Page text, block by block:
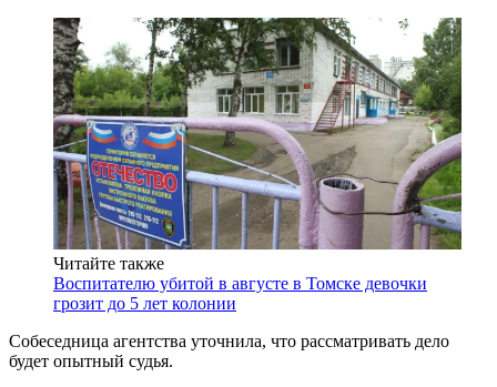
Читайте также
Воспитателю убитой в августе в Томске девочки
грозит до 5 лет колонии
Собеседница агентства уточнила, что рассматривать дело
будет опытный судья.